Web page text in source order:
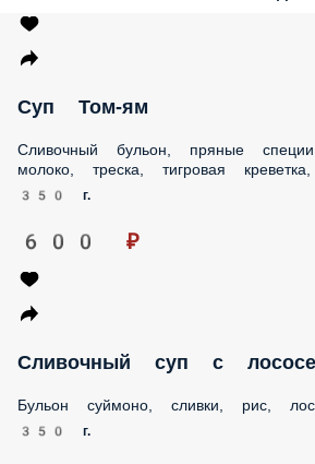
Суп Том-ям
Сливочный бульон, пряные специи,
треска, тигровая креветка, перец чили
350 г.
600 ₽
Сливочный суп с лососем
Бульон суймоно, сливки, рис, лосось,
350 г.